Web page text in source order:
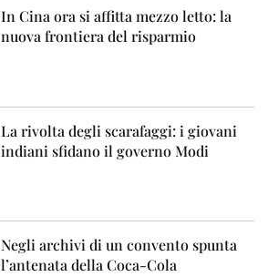
In Cina ora si affitta mezzo letto: la
nuova frontiera del risparmio
La rivolta degli scarafaggi: i giovani
indiani sfidano il governo Modi
Negli archivi di un convento spunta
l’antenata della Coca-Cola